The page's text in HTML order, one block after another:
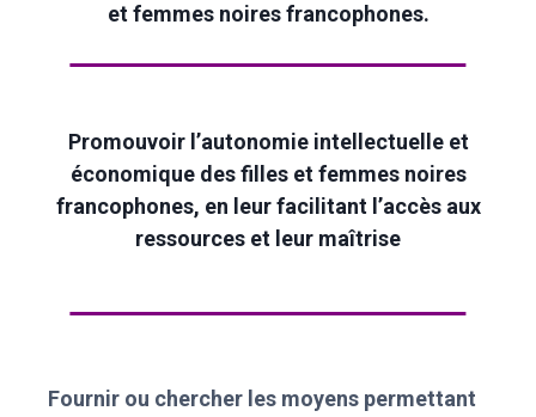
et femmes noires francophones.
Promouvoir l’autonomie intellectuelle et
économique des filles et femmes noires
francophones, en leur facilitant l’accès aux
ressources et leur maîtrise
Fournir ou chercher les moyens permettant